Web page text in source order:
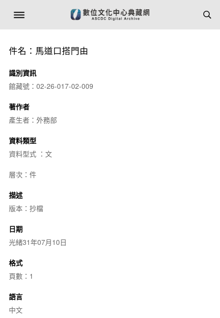
件名：馬道口搭門由
識別資訊
館藏號：02-26-017-02-009
著作者
產生者：外務部
資料類型
資料型式 ：文
層次：件
描述
版本：抄檔
日期
光緒31年07月10日
格式
頁數：1
語言
中文